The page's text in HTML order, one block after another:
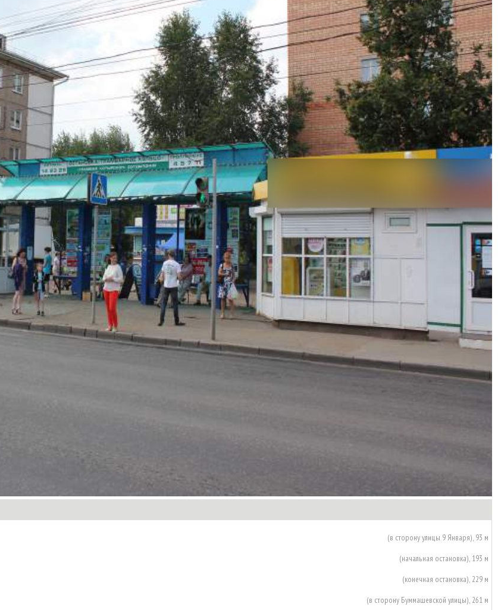
(в сторону улицы 9 Января), 93 м
(начальная остановка), 193 м
(конечная остановка), 229 м
(в сторону Буммашевской улицы), 261 м